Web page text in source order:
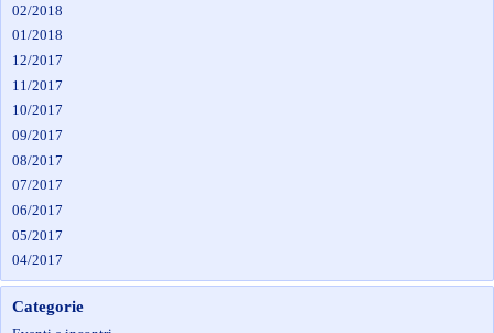
02/2018
01/2018
12/2017
11/2017
10/2017
09/2017
08/2017
07/2017
06/2017
05/2017
04/2017
Categorie